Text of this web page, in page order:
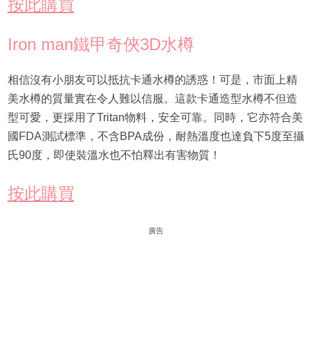
按此購買
Iron man鐵甲奇俠3D水樽
相信沒有小朋友可以抵抗卡通水樽的誘惑！可是，市面上精
美水樽的質量實在令人難以信服。這款卡通造型水樽不但造
型可愛，更採用了Tritan物料，安全可靠。同時，它亦符合美
國FDA測試標準，不含BPA成份，耐熱溫度也達負下5度至攝
氏90度，即使裝溫水也不怕釋出有害物質！
按此購買
廣告